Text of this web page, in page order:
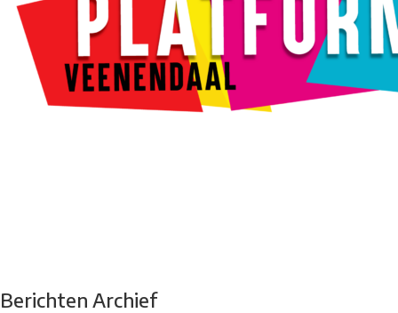
Berichten Archief